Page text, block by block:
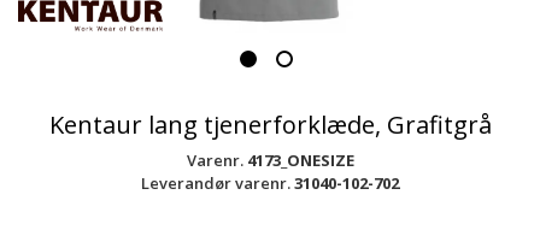
Kentaur lang tjenerforklæde, Grafitgrå
Varenr. 4173_ONESIZE
Leverandør varenr.31040-102-702